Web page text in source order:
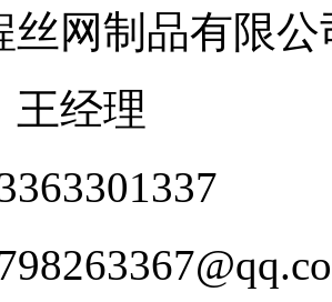
丝网制品有限公
王经理